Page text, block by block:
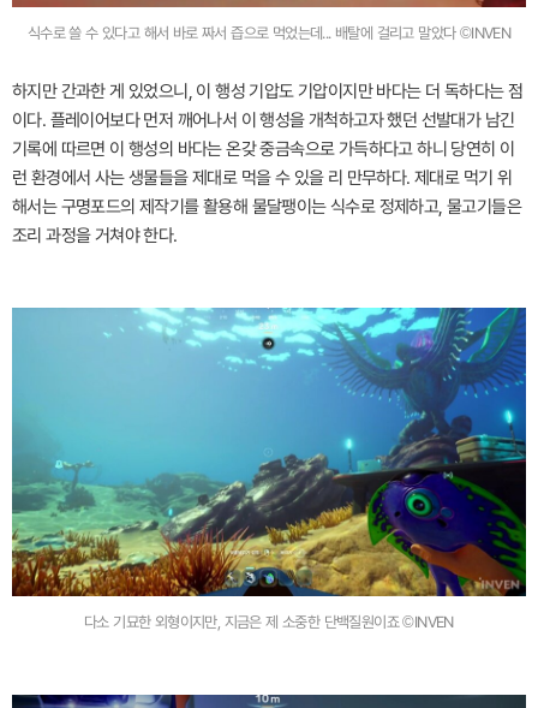
식수로 쓸 수 있다고 해서 바로 짜서 즙으로 먹었는데... 배탈에 걸리고 말았다 ©INVEN
하지만 간과한 게 있었으니, 이 행성 기압도 기압이지만 바다는 더 독하다는 점
이다. 플레이어보다 먼저 깨어나서 이 행성을 개척하고자 했던 선발대가 남긴
기록에 따르면 이 행성의 바다는 온갖 중금속으로 가득하다고 하니 당연히 이
런 환경에서 사는 생물들을 제대로 먹을 수 있을 리 만무하다. 제대로 먹기 위
해서는 구명포드의 제작기를 활용해 물달팽이는 식수로 정제하고, 물고기들은
조리 과정을 거쳐야 한다.
다소 기묘한 외형이지만, 지금은 제 소중한 단백질원이죠 ©INVEN